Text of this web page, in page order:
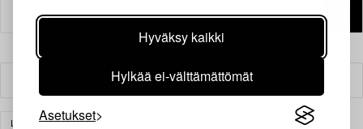
Hyväksy kaikki
Hylkää ei-välttämättömät
Asetukset
Suodatin
TYHJENNÄ KAIKKI